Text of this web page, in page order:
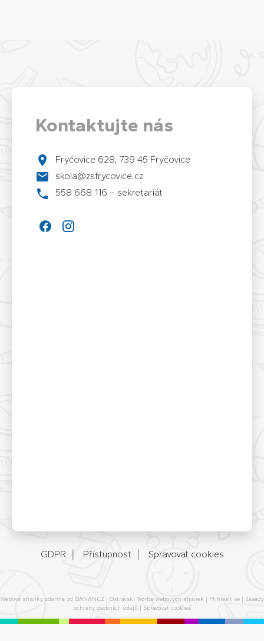
Kontaktujte nás
Fryčovice 628, 739 45 Fryčovice
skola@zsfrycovice.cz
558 668 116 – sekretariát
GDPR Přístupnost Spravovat cookies
Webové stránky zdarma od BANAN.CZ | Ostravski Tvorba webových stránek | Přihlásit se | Zásady
ochrany osobních údajů | Spravovat cookies